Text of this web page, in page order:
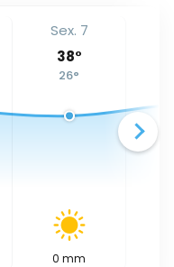
Sex. 7
38°
26°
0 mm